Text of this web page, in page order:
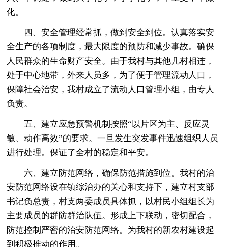
化。
四、安全管理经常抓，做到安全到位。认真落实安
全生产的各项制度，最大限度的预防和减少事故。确保
人民群众的生命财产安全。由于我村与其他几村相连，
处于中心地带，外来人员多，为了便于管理流动人口，
保障社会治安，我村成立了流动人口管理小组，由专人
负责。
五、建立应急预警机制按照“以片区为主、反应灵
敏、动作高效”的要求。一旦发生突发事件迅速组织人员
进行处理。保证了全村的稳定和平安。
六、建立防范网络，确保防范措施到位。我村的治
安防范网络设在镇综治办的关心和支持下，建立村支部
书记负总责，村支两委成员具体抓，以村民小组组长为
主要成员的群防群治队伍。形成上下联动，密切配合，
防范控制严密的治安防范网络。为我村的新农村建设起
到积极推动的作用。